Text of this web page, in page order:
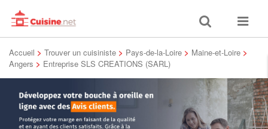
Toggle
search
Toggle
Accueil > Trouver un cuisiniste > Pays-de-la-Loire > Maine-et-Loire >
Angers > Entreprise SLS CREATIONS (SARL)